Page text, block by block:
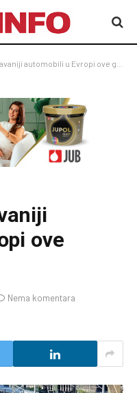
automobili u Evropi ove godine
ove
Nema komentara